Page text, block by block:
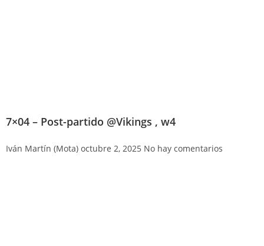
7×04 – Post-partido @Vikings , w4
Iván Martín (Mota) octubre 2, 2025 No hay comentarios